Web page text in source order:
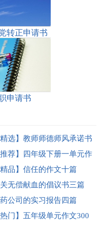
转正申请书
申请书
精选】教师师德师风承诺书
推荐】四年级下册一单元作
精品】信任的作文十篇
无偿献血的倡议书三篇
公司的实习报告四篇
热门】五年级单元作文300